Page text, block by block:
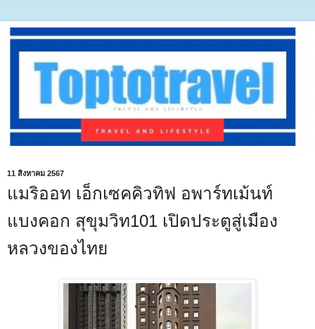
11 สิงหาคม 2567
แมริออท เอ็กเซคคิวทิฟ อพาร์ทเม้นท์
แบงคอก สุขุมวิท101 เปิดประตูสู่เมือง
หลวงของไทย